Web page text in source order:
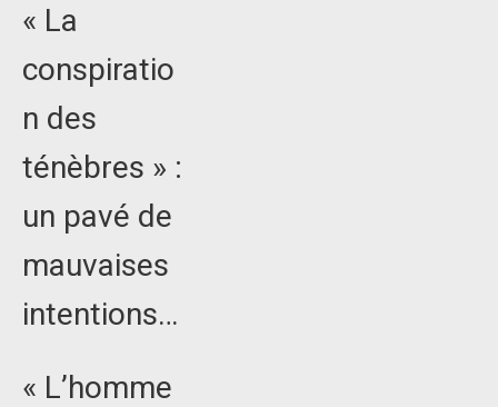
« La
conspiratio
n des
ténèbres » :
un pavé de
mauvaises
intentions…
« L’homme